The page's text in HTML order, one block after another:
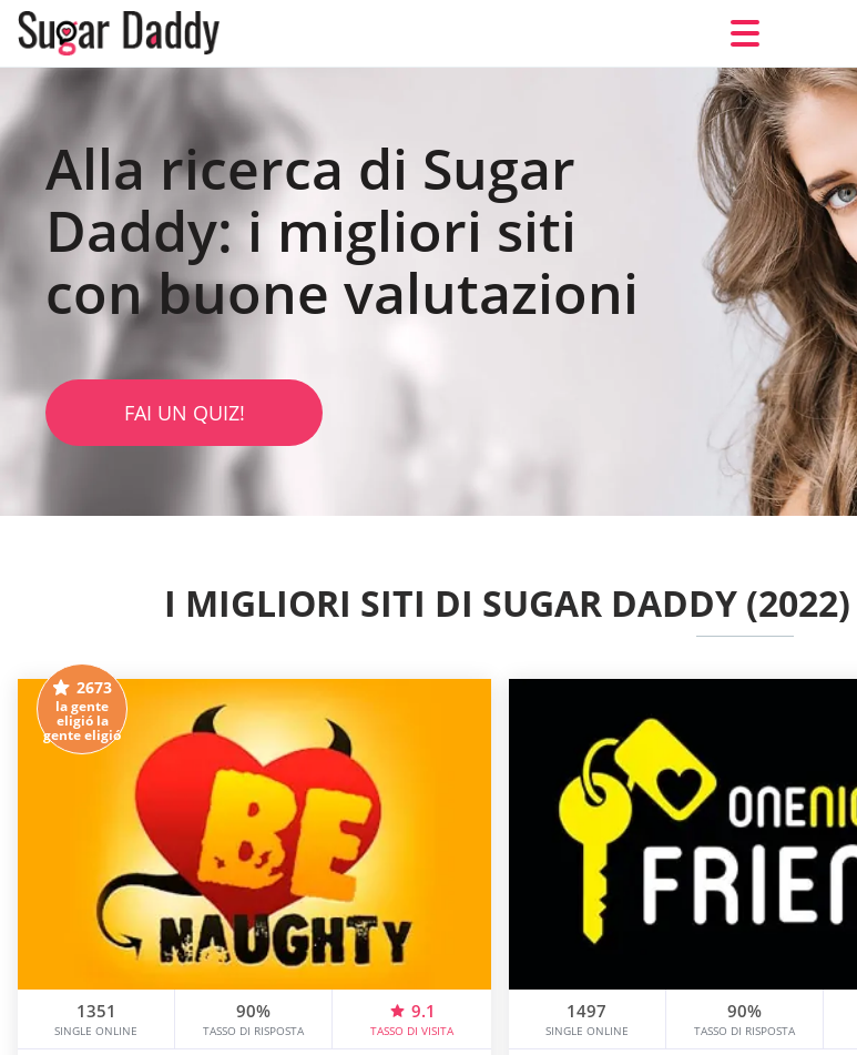
Alla ricerca di Sugar
Daddy: i migliori siti
con buone valutazioni
FAI UN QUIZ!
I MIGLIORI SITI DI SUGAR DADDY
2673
la gente
eligió la
gente eligió
1351
SINGLE ONLINE
90%
TASSO DI RISPOSTA
9.1
TASSO DI VISITA
1497
SINGLE ONLINE
90%
TASSO DI RISPOSTA